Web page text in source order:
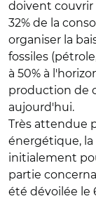
doivent
32% de la
organiser la
fossiles
à 50% à
production de
aujourd'hui.
Très attendue
énergétique,
initialement
partie
été dévoilée le